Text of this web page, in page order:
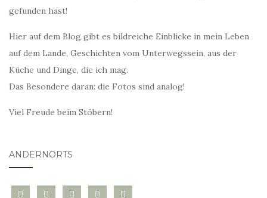
gefunden hast!
Hier auf dem Blog gibt es bildreiche Einblicke in mein Leben
auf dem Lande, Geschichten vom Unterwegssein, aus der
Küche und Dinge, die ich mag.
Das Besondere daran: die Fotos sind analog!
Viel Freude beim Stöbern!
ANDERNORTS
bloglovininstagramtwitter pinterest
mail